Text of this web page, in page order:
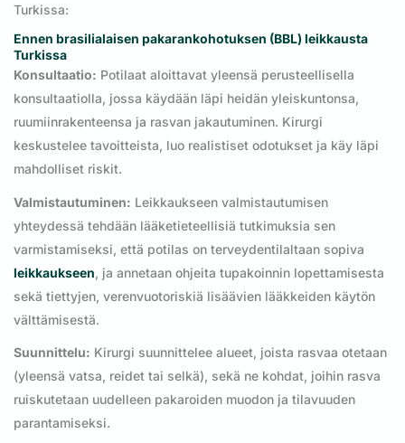
Turkissa:
Ennen brasilialaisen pakarankohotuksen (BBL) leikkausta
Turkissa
Konsultaatio: Potilaat aloittavat yleensä perusteellisella
konsultaatiolla, jossa käydään läpi heidän yleiskuntonsa,
ruumiinrakenteensa ja rasvan jakautuminen. Kirurgi
keskustelee tavoitteista, luo realistiset odotukset ja käy läpi
mahdolliset riskit.
Valmistautuminen: Leikkaukseen valmistautumisen
yhteydessä tehdään lääketieteellisiä tutkimuksia sen
varmistamiseksi, että potilas on terveydentilaltaan sopiva
leikkaukseen, ja annetaan ohjeita tupakoinnin lopettamisesta
sekä tiettyjen, verenvuotoriskiä lisäävien lääkkeiden käytön
välttämisestä.
Suunnittelu: Kirurgi suunnittelee alueet, joista rasvaa otetaan
(yleensä vatsa, reidet tai selkä), sekä ne kohdat, joihin rasva
ruiskutetaan uudelleen pakaroiden muodon ja tilavuuden
parantamiseksi.